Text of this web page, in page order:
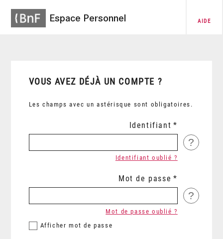
Espace Personnel AIDE
VOUS AVEZ DÉJÀ UN COMPTE ?
Les champs avec un astérisque sont obligatoires.
Identifiant
?
Identifiant oublié ?
Mot de passe
?
Afficher mot de passe
Mot de passe oublié ?